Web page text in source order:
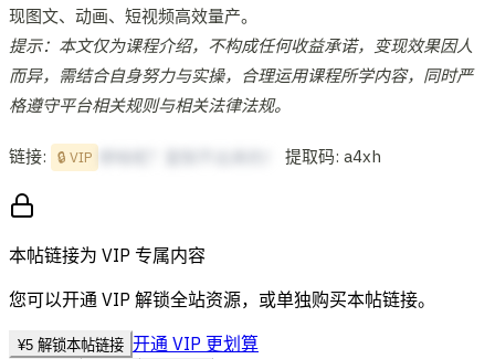
现图文、动画、短视频高效量产。
提示：本文仅为课程介绍，不构成任何收益承诺，变现效果因人
而异，需结合自身努力与实操，合理运用课程所学内容，同时严
格遵守平台相关规则与相关法律法规。
链接: 🔒 VIP 提取码: a4xh
本帖链接为 VIP 专属内容
您可以开通 VIP 解锁全站资源，或单独购买本帖链接。
¥5 解锁本帖链接 开通 VIP 更划算